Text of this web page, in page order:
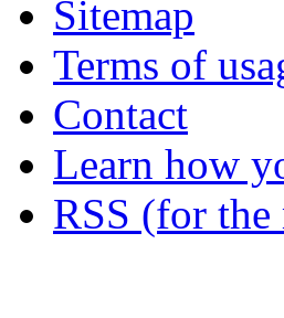
Sitemap
Terms of
Contact
Learn how
RSS (for